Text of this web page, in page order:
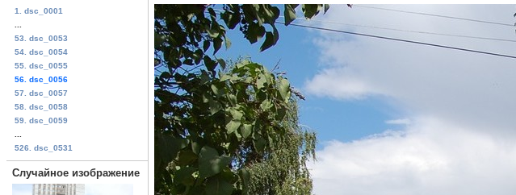
1. dsc_0001
53. dsc_0053
54. dsc_0054
55. dsc_0055
56. dsc_0056
57. dsc_0057
58. dsc_0058
59. dsc_0059
526. dsc_0531
Случайное изображение